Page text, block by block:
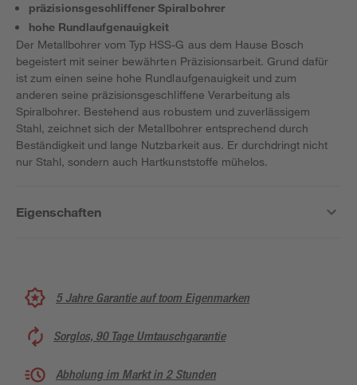
präzisionsgeschliffener Spiralbohrer
hohe Rundlaufgenauigkeit
Der Metallbohrer vom Typ HSS-G aus dem Hause Bosch
begeistert mit seiner bewährten Präzisionsarbeit. Grund dafür
ist zum einen seine hohe Rundlaufgenauigkeit und zum
anderen seine präzisionsgeschliffene Verarbeitung als
Spiralbohrer. Bestehend aus robustem und zuverlässigem
Stahl, zeichnet sich der Metallbohrer entsprechend durch
Beständigkeit und lange Nutzbarkeit aus. Er durchdringt nicht
nur Stahl, sondern auch Hartkunststoffe mühelos.
Eigenschaften
5 Jahre Garantie auf toom Eigenmarken
Sorglos, 90 Tage Umtauschgarantie
Abholung im Markt in 2 Stunden